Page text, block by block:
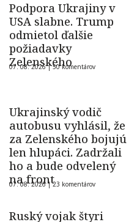
Podpora Ukrajiny v
USA slabne. Trump
odmietol ďalšie
požiadavky
Zelenského
07. 08. 2026 |50 komentárov
Ukrajinský vodič
autobusu vyhlásil, že
za Zelenského bojujú
len hlupáci. Zadržali
ho a bude odvelený
na front
07. 08. 2026 |23 komentárov
Ruský vojak štyri